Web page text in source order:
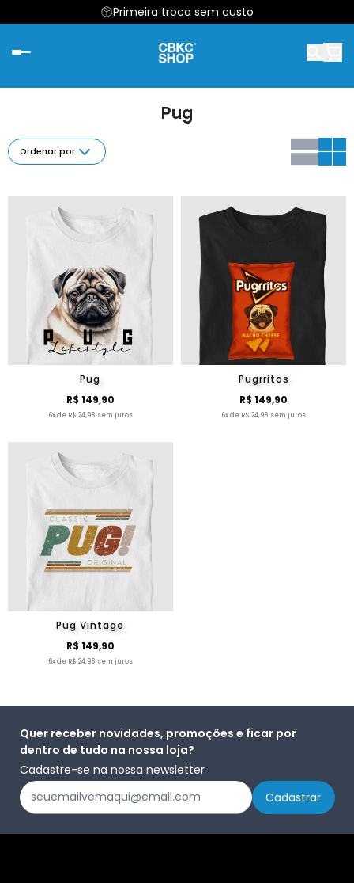
Primeira troca sem custo
Pug
Ordenar por
Pug
R$ 149,90
6x de R$ 24,98 sem juros
Pugrritos
R$ 149,90
6x de R$ 24,98 sem juros
Pug Vintage
R$ 149,90
6x de R$ 24,98 sem juros
Quer receber novidades, promoções e ficar por
dentro de tudo na nossa loja?
Cadastre-se na nossa newsletter